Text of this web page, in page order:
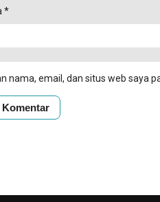
*
nama, email, dan situs web saya